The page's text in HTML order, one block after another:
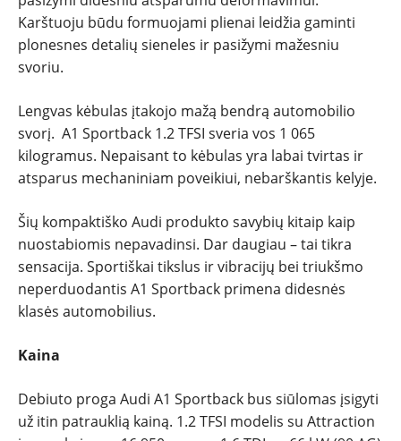
Karštuoju būdu formuojami plienai leidžia gaminti
plonesnes detalių sieneles ir pasižymi mažesniu
svoriu.
Lengvas kėbulas įtakojo mažą bendrą automobilio
svorį. A1 Sportback 1.2 TFSI sveria vos 1 065
kilogramus. Nepaisant to kėbulas yra labai tvirtas ir
atsparus mechaniniam poveikiui, nebarškantis kelyje.
Šių kompaktiško Audi produkto savybių kitaip kaip
nuostabiomis nepavadinsi. Dar daugiau – tai tikra
sensacija. Sportiškai tikslus ir vibracijų bei triukšmo
neperduodantis A1 Sportback primena didesnės
klasės automobilius.
Kaina
Debiuto proga Audi A1 Sportback bus siūlomas įsigyti
už itin patrauklią kainą. 1.2 TFSI modelis su Attraction